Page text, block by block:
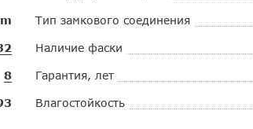
8
Тип замкового соединения
Наличие фаски
Гарантия, лет
Влагостойкость